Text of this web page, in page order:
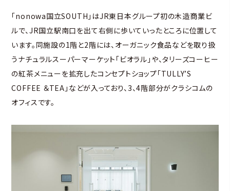
「nonowa国立SOUTH」はJR東日本グループ初の木造商業ビ
ルで、JR国立駅南口を出て右側に歩いていったところに位置して
います。同施設の1階と2階には、オーガニック食品などを取り扱
うナチュラルスーパーマーケット「ビオラル」や、タリーズコーヒー
の紅茶メニューを拡充したコンセプトショップ「TULLY’S
COFFEE ＆TEA」などが入っており、3、4階部分がクラシコムの
オフィスです。